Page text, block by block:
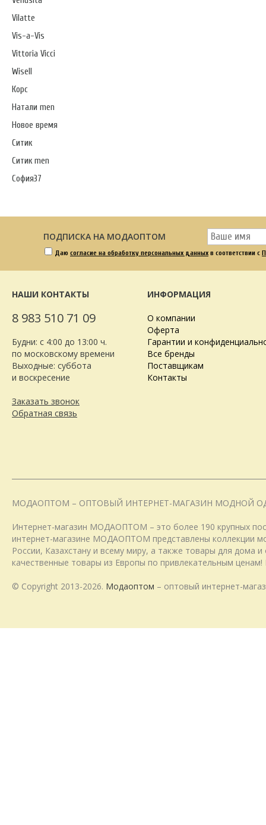
Vilatte
Vis-a-Vis
Vittoria Vicci
Wisell
Корс
Натали men
Новое время
Ситик
Ситик men
София37
ПОДПИСКА НА МОДАОПТОМ
Даю согласие на обработку персональных данных в соответствии с
НАШИ КОНТАКТЫ
8 983 510 71 09
Будни: с 4:00 до 13:00 ч.
по московскому времени
Выходные: суббота
и воскресение
Заказать звонок
Обратная связь
ИНФОРМАЦИЯ
О компании
Оферта
Гарантии и
Все бренды
Поставщикам
Контакты
МОДАОПТОМ – ОПТОВЫЙ ИНТЕРНЕТ-МАГАЗИН МОДНОЙ
Интернет-магазин МОДАОПТОМ – это более 190 крупных
интернет-магазине МОДАОПТОМ представлены коллекции
России, Казахстану и всему миру, а также товары для дома
качественные товары из Европы по привлекательным
© Copyright 2013-2026. Модаоптом – оптовый интернет-